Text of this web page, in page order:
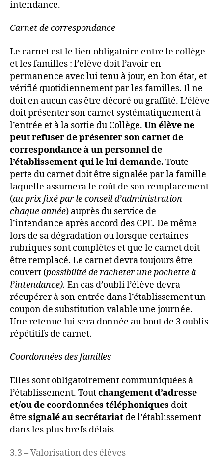
intendance.
Carnet de correspondance
Le carnet est le lien obligatoire entre le collège
et les familles : l’élève doit l’avoir en
permanence avec lui tenu à jour, en bon état, et
vérifié quotidiennement par les familles. Il ne
doit en aucun cas être décoré ou graffité. L’élève
doit présenter son carnet systématiquement à
l’entrée et à la sortie du Collège. Un élève ne
peut refuser de présenter son carnet de
correspondance à un personnel de
l’établissement qui le lui demande. Toute
perte du carnet doit être signalée par la famille
laquelle assumera le coût de son remplacement
(au prix fixé par le conseil d’administration
chaque année) auprès du service de
l’intendance après accord des CPE. De même
lors de sa dégradation ou lorsque certaines
rubriques sont complètes et que le carnet doit
être remplacé. Le carnet devra toujours être
couvert (possibilité de racheter une pochette à
l’intendance). En cas d’oubli l’élève devra
récupérer à son entrée dans l’établissement un
coupon de substitution valable une journée.
Une retenue lui sera donnée au bout de 3 oublis
répétitifs de carnet.
Coordonnées des familles
Elles sont obligatoirement communiquées à
l’établissement. Toutchangement d’adresse
et/ou de coordonnées téléphoniques doit
être signalé au secrétariat de l’établissement
dans les plus brefs délais.
3.3 – Valorisation des élèves